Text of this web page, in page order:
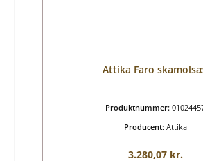
Attika Faro
Produktnummer:
Producent: Attika
Almindelig pris:
3.280,07 kr.